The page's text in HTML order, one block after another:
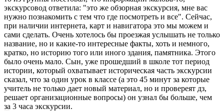
экскурсовод ответила: "это же обзорная экскурсия, мне вас
нужно познакомить с тем что где посмотреть и все". Сейчас,
при наличии интернета, карт и навигатора это мы можем и
сами сделать. Очень хотелось бы проезжая услышать не только
название, но и какие-то интересные факты, хоть и немного,
кратко, но историю того или иного здания, памятника. Этого
было очень мало. Сын, уже прошедший в школе тот период
истории, который охватывает историческая часть экскурсии
сказал, что за один урок в классе (а это 45 минут за которые
учитель не только дает новый материал, но и провереят дз,
решает организационные вопросы) он узнал бы больше, чем
за 3 часа экскурсии.